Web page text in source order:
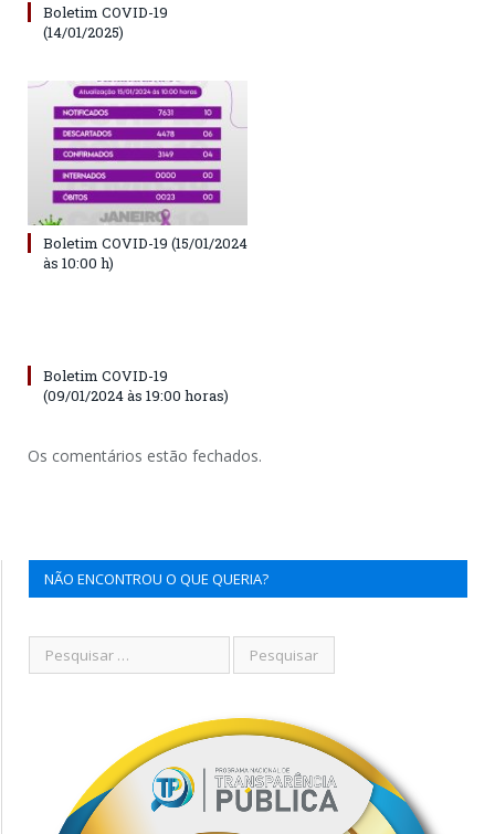
Boletim COVID-19
(14/01/2025)
Boletim COVID-19 (15/01/2024
às 10:00 h)
Boletim COVID-19
(09/01/2024 às 19:00 horas)
Os comentários estão fechados.
NÃO ENCONTROU O QUE QUERIA?